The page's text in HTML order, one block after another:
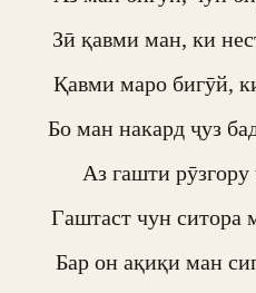
Зӣ қавми ман, ки
Қавми маро бигӯй,
Бо ман накард ҷуз
Аз гашти
Гаштаст чун ситора
Бар он ақиқи ман